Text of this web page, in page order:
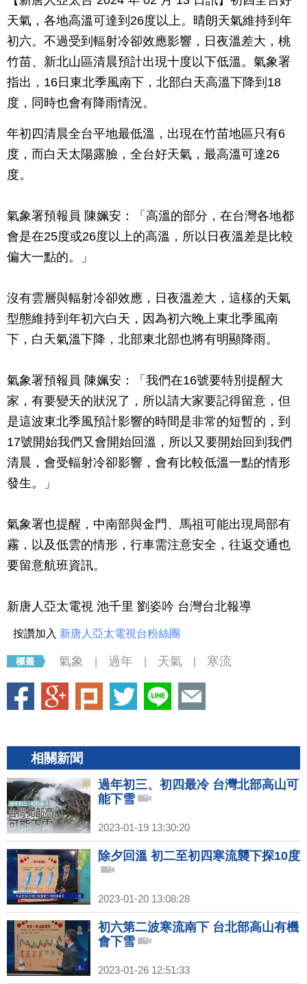
天氣，各地高溫可達到26度以上。晴朗天氣維持到年
初六。不過受到輻射冷卻效應影響，日夜溫差大，桃
竹苗、新北山區清晨預計出現十度以下低溫。氣象署
指出，16日東北季風南下，北部白天高溫下降到18
度，同時也會有降雨情況。
年初四清晨全台平地最低溫，出現在竹苗地區只有6
度，而白天太陽露臉，全台好天氣，最高溫可達26
度。
氣象署預報員 陳姵安：「高溫的部分，在台灣各地都
會是在25度或26度以上的高溫，所以日夜溫差是比較
偏大一點的。」
沒有雲層與輻射冷卻效應，日夜溫差大，這樣的天氣
型態維持到年初六白天，因為初六晚上東北季風南
下，白天氣溫下降，北部東北部也將有明顯降雨。
氣象署預報員 陳姵安：「我們在16號要特別提醒大
家，有要變天的狀況了，所以請大家要記得留意，但
是這波東北季風預計影響的時間是非常的短暫的，到
17號開始我們又會開始回溫，所以又要開始回到我們
清晨，會受輻射冷卻影響，會有比較低溫一點的情形
發生。」
氣象署也提醒，中南部與金門、馬祖可能出現局部有
霧，以及低雲的情形，行車需注意安全，往返交通也
要留意航班資訊。
新唐人亞太電視 池千里 劉姿吟 台灣台北報導
按讚加入 新唐人亞太電視台粉絲團
氣象 過年 天氣 寒流
相關新聞
過年初三、初四最冷 台灣北部高山可
能下雪
2023-01-19 13:30:20
除夕回溫 初二至初四寒流襲下探10度
2023-01-20 13:08:28
初六第二波寒流南下 台北部高山有機
會下雪
2023-01-26 12:51:33